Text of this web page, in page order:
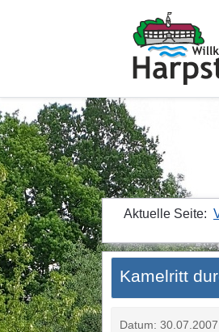
Aktuelle Seite:
Kamelritt
Datum: 30.07.2007